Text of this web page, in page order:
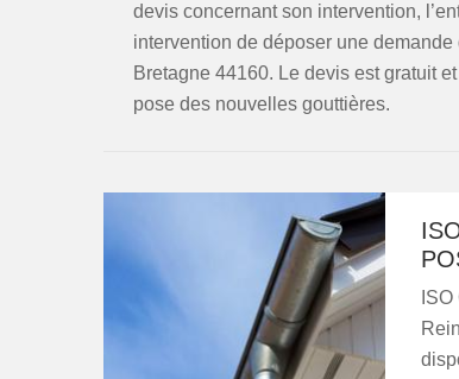
devis concernant son intervention,
intervention de déposer une
Bretagne 44160. Le devis est gratuit
pose des nouvelles gouttières.